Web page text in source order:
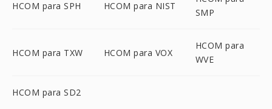
HCOM para SPH HCOM para NIST
SMP
HCOM para TXW HCOM para VOX
HCOM para
WVE
HCOM para SD2